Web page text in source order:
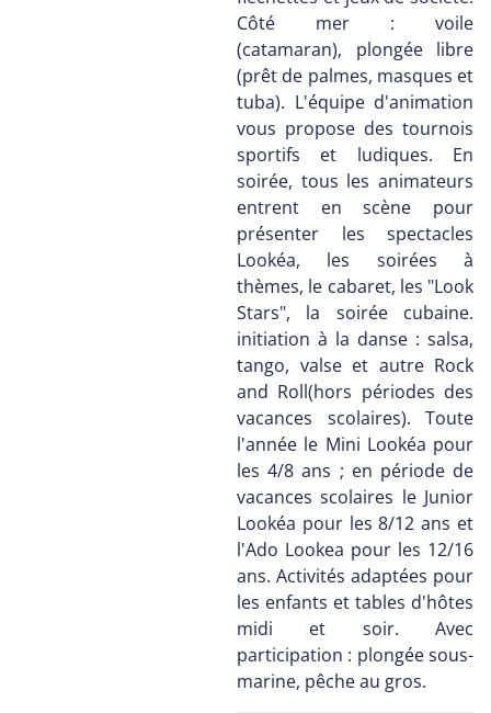
Côté mer : voile
(catamaran), plongée libre
(prêt de palmes, masques et
tuba). L'équipe d'animation
vous propose des tournois
sportifs et ludiques. En
soirée, tous les animateurs
entrent en scène pour
présenter les spectacles
Lookéa, les soirées à
thèmes, le cabaret, les "Look
Stars", la soirée cubaine.
initiation à la danse : salsa,
tango, valse et autre Rock
and Roll(hors périodes des
vacances scolaires). Toute
l'année le Mini Lookéa pour
les 4/8 ans ; en période de
vacances scolaires le Junior
Lookéa pour les 8/12 ans et
l'Ado Lookea pour les 12/16
ans. Activités adaptées pour
les enfants et tables d'hôtes
midi et soir. Avec
participation : plongée sous-
marine, pêche au gros.